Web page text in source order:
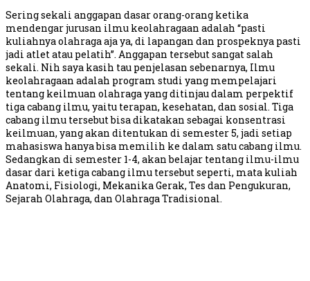
Sering sekali anggapan dasar orang-orang ketika
mendengar jurusan ilmu keolahragaan adalah “pasti
kuliahnya olahraga aja ya, di lapangan dan prospeknya pasti
jadi atlet atau pelatih”. Anggapan tersebut sangat salah
sekali. Nih saya kasih tau penjelasan sebenarnya, Ilmu
keolahragaan adalah program studi yang mempelajari
tentang keilmuan olahraga yang ditinjau dalam perpektif
tiga cabang ilmu, yaitu terapan, kesehatan, dan sosial. Tiga
cabang ilmu tersebut bisa dikatakan sebagai konsentrasi
keilmuan, yang akan ditentukan di semester 5, jadi setiap
mahasiswa hanya bisa memilih ke dalam satu cabang ilmu.
Sedangkan di semester 1-4, akan belajar tentang ilmu-ilmu
dasar dari ketiga cabang ilmu tersebut seperti, mata kuliah
Anatomi, Fisiologi, Mekanika Gerak, Tes dan Pengukuran,
Sejarah Olahraga, dan Olahraga Tradisional.